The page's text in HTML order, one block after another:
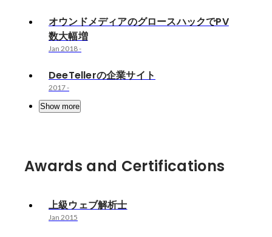
オウンドメディアのグロースハックでPV
数大幅増
Jan 2018-
DeeTellerの企業サイト
2017-
Show more
Awards and Certifications
上級ウェブ解析士
Jan 2015